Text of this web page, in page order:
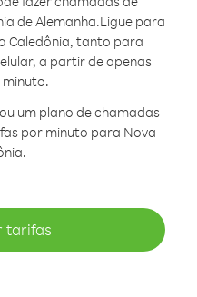
de Alemanha.Ligue para
Caledônia, tanto para
a partir de apenas
um plano de chamadas
por minuto para Nova
tarifas